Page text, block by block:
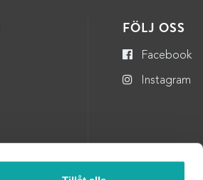
FÖLJ OSS
Facebook
Instagram